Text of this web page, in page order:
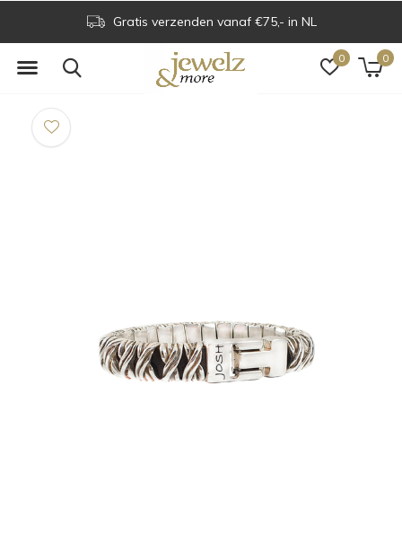
0 0
Gratis verzenden vanaf €75,- in NL